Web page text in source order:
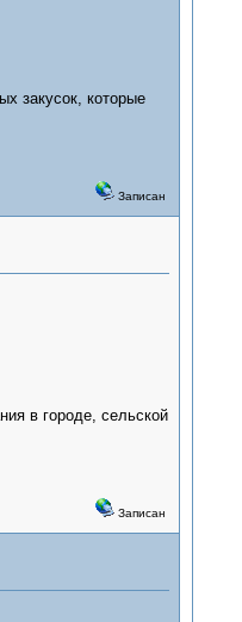
закусок, которые
Записан
в городе, сельской
Записан